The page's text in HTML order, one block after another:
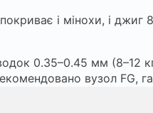
і мінохи, і джиг
0.35–0.45 мм (8–12
вузол FG,